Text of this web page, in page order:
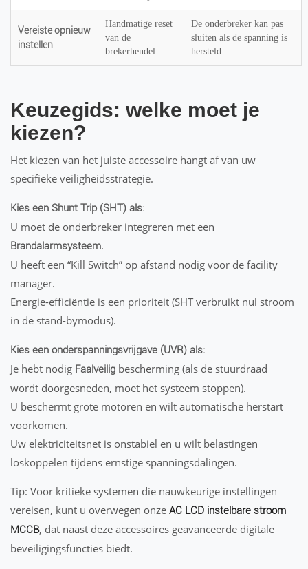
Vereiste opnieuw
instellen
Handmatige reset
van de
brekerhendel
De onderbreker kan pas
sluiten als de spanning is
hersteld
Keuzegids: welke moet je
kiezen?
Het kiezen van het juiste accessoire hangt af van uw
specifieke veiligheidsstrategie.
Kies een Shunt Trip (SHT) als:
U moet de onderbreker integreren met een
Brandalarmsysteem.
U heeft een “Kill Switch” op afstand nodig voor de facility
manager.
Energie-efficiëntie is een prioriteit (SHT verbruikt nul stroom
in de stand-bymodus).
Kies een onderspanningsvrijgave (UVR) als:
Je hebt nodig Faalveilig bescherming (als de stuurdraad
wordt doorgesneden, moet het systeem stoppen).
U beschermt grote motoren en wilt automatische herstart
voorkomen.
Uw elektriciteitsnet is onstabiel en u wilt belastingen
loskoppelen tijdens ernstige spanningsdalingen.
Tip: Voor kritieke systemen die nauwkeurige instellingen
vereisen, kunt u overwegen onze AC LCD instelbare stroom
MCCB, dat naast deze accessoires geavanceerde digitale
beveiligingsfuncties biedt.